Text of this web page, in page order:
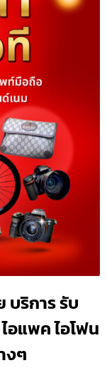
บริการ รับ
อแพค ไอโฟน
งๆ